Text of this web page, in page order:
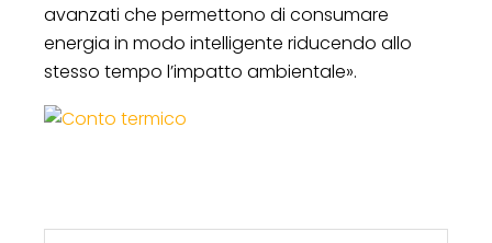
avanzati che permettono di consumare
energia in modo intelligente riducendo allo
stesso tempo l’impatto ambientale».